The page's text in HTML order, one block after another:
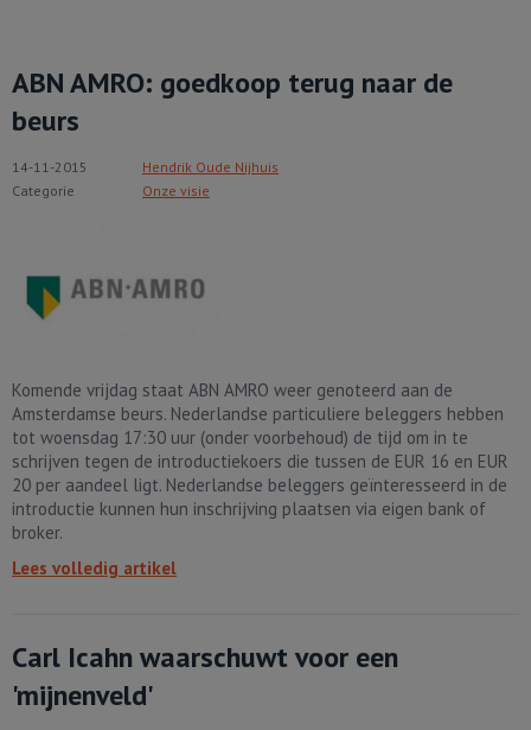
ABN AMRO: goedkoop terug naar de
beurs
14-11-2015
Hendrik Oude Nijhuis
Categorie
Onze visie
Komende vrijdag staat ABN AMRO weer genoteerd aan de
Amsterdamse beurs. Nederlandse particuliere beleggers hebben
tot woensdag 17:30 uur (onder voorbehoud) de tijd om in te
schrijven tegen de introductiekoers die tussen de EUR 16 en EUR
20 per aandeel ligt. Nederlandse beleggers geïnteresseerd in de
introductie kunnen hun inschrijving plaatsen via eigen bank of
broker.
Lees volledig artikel
Carl Icahn waarschuwt voor een
'mijnenveld'